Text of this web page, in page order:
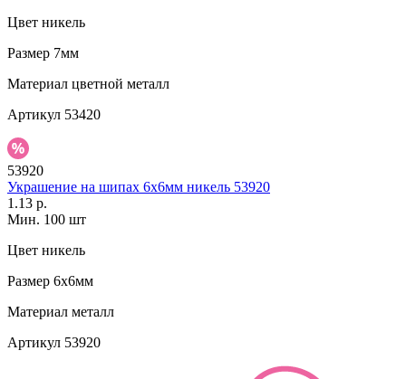
Цвет никель
Размер 7мм
Материал цветной металл
Артикул 53420
53920
Украшение на шипах 6х6мм никель 53920
1.13 р.
Мин. 100 шт
Цвет никель
Размер 6х6мм
Материал металл
Артикул 53920